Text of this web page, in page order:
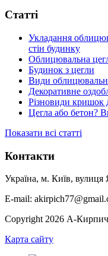
Статті
Укладання
стін будинку
Облицювальна
Будинок з цегли
Види
Декоративне
Різновиди кришок
Цегла або бетон?
Показати всі статті
Контакти
Україна, м. Київ, вулиця
E-mail:
Copyright 2026 А-
Карта сайту